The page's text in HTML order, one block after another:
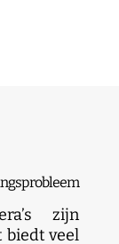
zijn
biedt veel